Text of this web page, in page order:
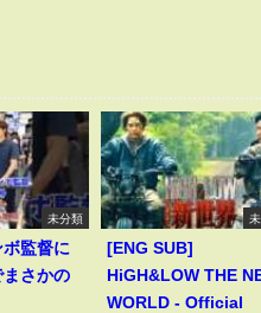
未分類
監督に
さかの
[ENG SUB]
HiGH&LOW THE
WORLD - Official